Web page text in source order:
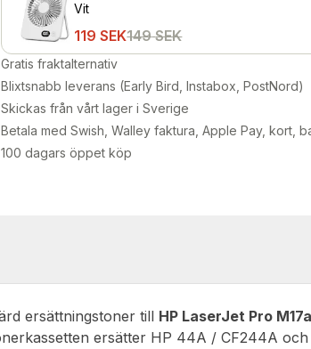
Vit
119 SEK149 SEK
Gratis fraktalternativ
Blixtsnabb leverans (Early Bird, Instabox, PostNord)
Skickas från vårt lager i Sverige
Betala med Swish, Walley faktura, Apple Pay, kort,
100 dagars öppet köp
ersättningstoner till HP LaserJet Pro M17a
ersätter HP 44A / CF244A